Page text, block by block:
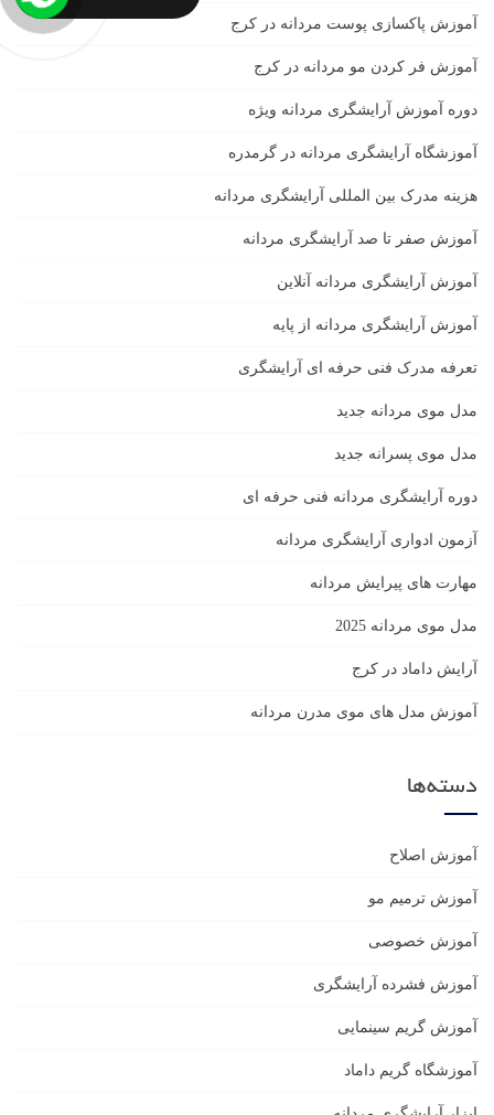
آموزش پاکسازی پوست مردانه در کرج
آموزش فر کردن مو مردانه در کرج
دوره آموزش آرایشگری مردانه ویژه
آموزشگاه آرایشگری مردانه در گرمدره
هزینه مدرک بین المللی آرایشگری مردانه
آموزش صفر تا صد آرایشگری مردانه
آموزش آرایشگری مردانه آنلاین
آموزش آرایشگری مردانه از پایه
تعرفه مدرک فنی حرفه ای آرایشگری
مدل موی مردانه جدید
مدل موی پسرانه جدید
دوره آرایشگری مردانه فنی حرفه ای
آزمون ادواری آرایشگری مردانه
مهارت های پیرایش مردانه
مدل موی مردانه 2025
آرایش داماد در کرج
آموزش مدل های موی مدرن مردانه
دسته‌ها
آموزش اصلاح
آموزش ترمیم مو
آموزش خصوصی
آموزش فشرده آرایشگری
آموزش گریم سینمایی
آموزشگاه گریم داماد